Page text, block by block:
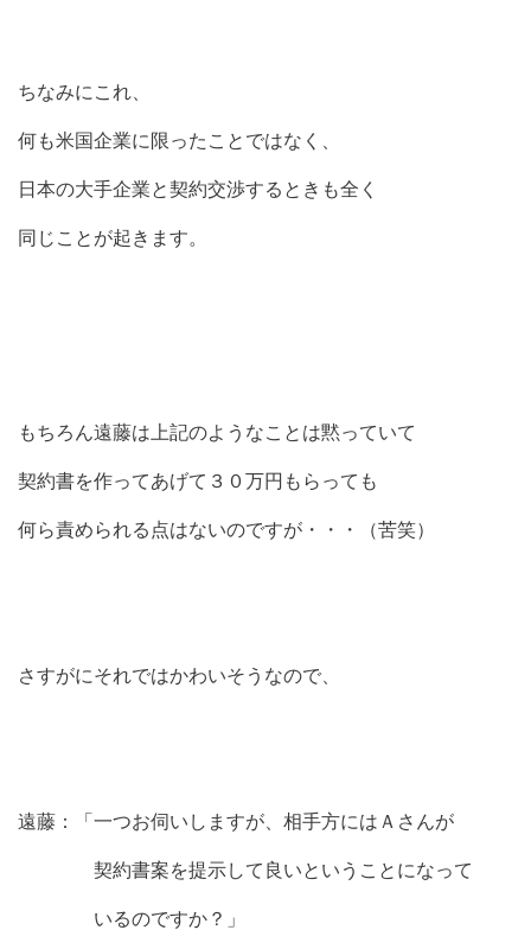
ちなみにこれ、
何も米国企業に限ったことではなく、
日本の大手企業と契約交渉するときも全く
同じことが起きます。
もちろん遠藤は上記のようなことは黙っていて
契約書を作ってあげて３０万円もらっても
何ら責められる点はないのですが・・・（苦笑）
さすがにそれではかわいそうなので、
遠藤：「一つお伺いしますが、相手方にはＡさんが
契約書案を提示して良いということになって
いるのですか？」